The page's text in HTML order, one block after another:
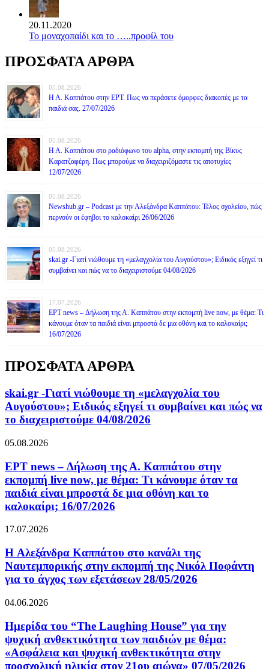
20.11.2020
Το μοναχοπαίδι και το …..προφίλ του
ΠΡΟΣΦΑΤΑ ΑΡΘΡΑ
05.08.2026
Η Α. Καππάτου στην ΕΡΤ. Πως να περάσετε όμορφες διακοπές με τα
παιδιά σας. 27/07/2026
05.08.2026
Η Α. Καππάτου στο ραδιόφωνο του alpha, στην εκπομπή της Βίκυς
Καρατζαφέρη. Πως μπορούμε να διαχειριζόμαστε τις αποτυχίες
12/07/2026
05.08.2026
Newshub.gr – Podcast με την Αλεξάνδρα Καππάτου: Τέλος σχολείου, πώς
περνούν οι έφηβοι το καλοκαίρι 26/06/2026
05.08.2026
skai.gr -Γιατί νιώθουμε τη «μελαγχολία του Αυγούστου»; Ειδικός εξηγεί τι
συμβαίνει και πώς να το διαχειριστούμε 04/08/2026
17.07.2026
ΕΡΤ news – Δήλωση της Α. Καππάτου στην εκπομπή live now, με θέμα: Τι
κάνουμε όταν τα παιδιά είναι μπροστά δε μια οθόνη και το καλοκαίρι;
16/07/2026
ΠΡΟΣΦΑΤΑ ΑΡΘΡΑ
skai.gr -Γιατί νιώθουμε τη «μελαγχολία του
Αυγούστου»; Ειδικός εξηγεί τι συμβαίνει και πώς να
το διαχειριστούμε 04/08/2026
05.08.2026
ΕΡΤ news – Δήλωση της Α. Καππάτου στην
εκπομπή live now, με θέμα: Τι κάνουμε όταν τα
παιδιά είναι μπροστά δε μια οθόνη και το
καλοκαίρι; 16/07/2026
17.07.2026
H Αλεξάνδρα Καππάτου στο κανάλι της
Ναυτεμπορικής στην εκπομπή της Νικόλ Ποφάντη
για το άγχος των εξετάσεων 28/05/2026
04.06.2026
Ημερίδα του “The Laughing House” για την
ψυχική ανθεκτικότητα των παιδιών με θέμα:
«Ασφάλεια και ψυχική ανθεκτικότητα στην
προσχολική ηλικία στον 21ου αιώνα» 07/05/2026